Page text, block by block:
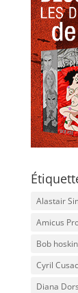
Alastair
Amicus
Bob
Cyril
Diana Dors